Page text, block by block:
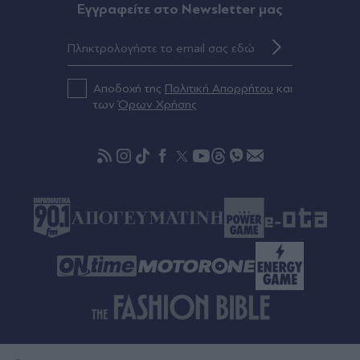
Πριν 25 λεπτά
"Σηκώθηκαν" έξι εναέρια μέσα
Ολυμπιακός: Η συμφωνία του Βαγγέλη Μαρινάκη
με τον Ζοφρέ Μονκαντά και ο επιτελικός ρόλος
Eγγραφείτε στο Newsletter μας
Αποδοχή της Πολιτική Απορρήτου και
τωνΌρων Χρήσης